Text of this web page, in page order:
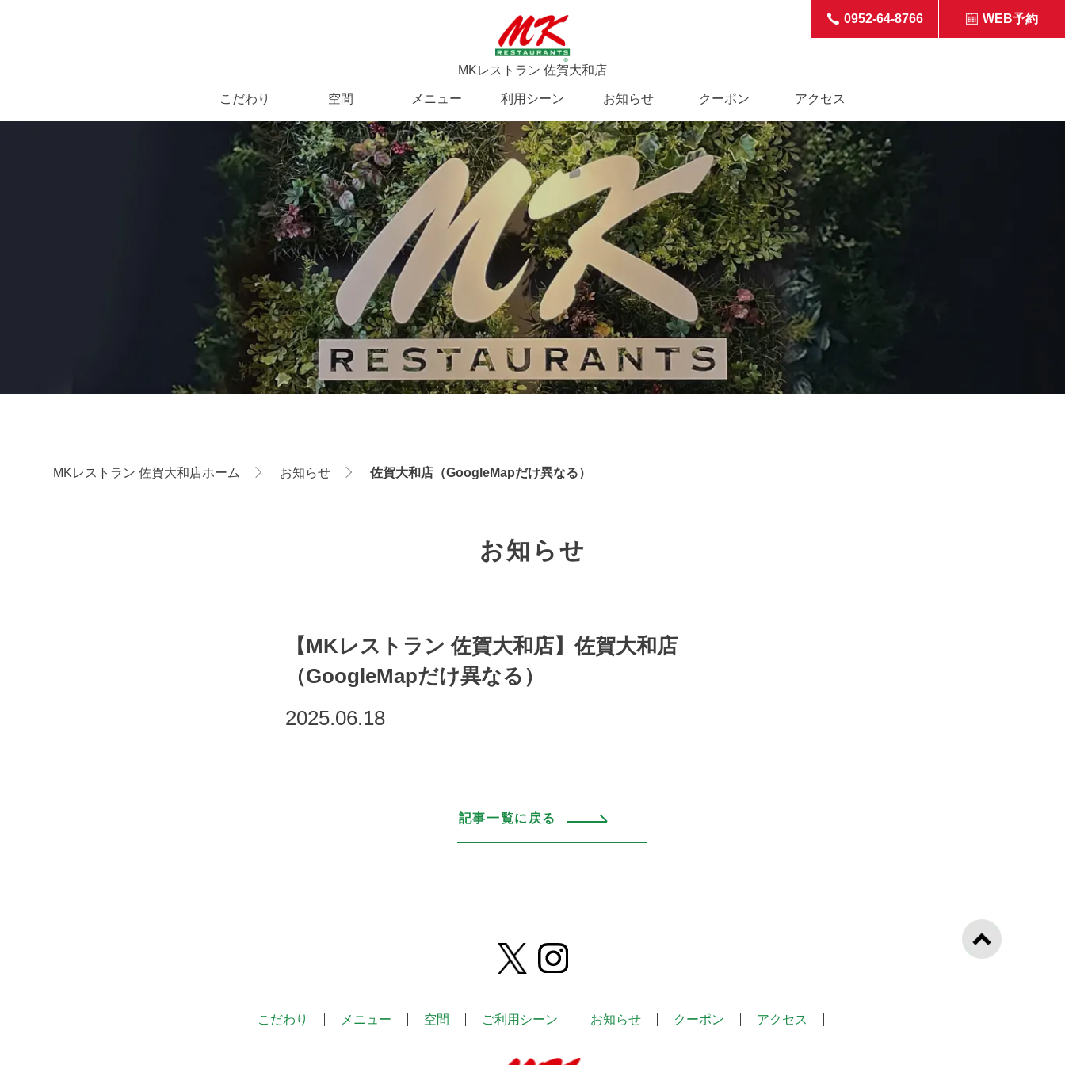
MKレストラン 佐賀大和店
こだわり 空間 メニュー 利用シーン お知らせ クーポン アクセス
0952-64-8766 WEB予約
MKレストラン 佐賀大和店ホーム お知らせ 佐賀大和店（GoogleMapだけ異なる）
お知らせ
【MKレストラン 佐賀大和店】佐賀大和店
（GoogleMapだけ異なる）
2025.06.18
記事一覧に戻る
こだわり メニュー 空間 ご利用シーン お知らせ クーポン アクセス